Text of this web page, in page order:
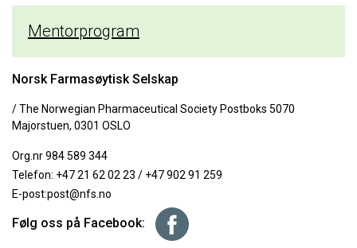
Mentorprogram
Norsk Farmasøytisk Selskap
/ The Norwegian Pharmaceutical Society Postboks 5070
Majorstuen, 0301 OSLO
Org.nr 984 589 344
Telefon: +47 21 62 02 23 / +47 902 91 259
E-post:post@nfs.no
Følg oss på Facebook: